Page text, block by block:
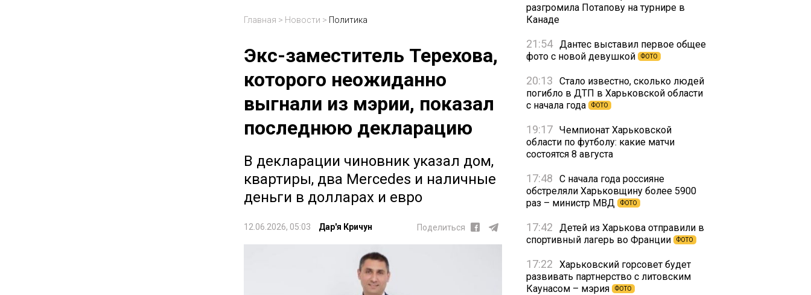
Главная > Новости > Политика
Экс-заместитель Терехова,
которого неожиданно
выгнали из мэрии, показал
последнюю декларацию
В декларации чиновник указал дом,
квартиры, два Mercedes и наличные
деньги в долларах и евро
12.06.2026, 05:03 Дар'я Кричун Поделиться
разгромила Потапову на турнире в
Канаде
21:54 Дантес выставил первое общее
фото с новой девушкой
ФОТО
20:13
Стало известно, сколько людей
погибло в ДТП в Харьковской области
с начала года
ФОТО
19:17 Чемпионат Харьковской
области по футболу: какие матчи
состоятся 8 августа
17:48
С начала года россияне
обстреляли Харьковщину более 5900
раз – министр МВД
ФОТО
17:42
Детей из Харькова отправили в
спортивный лагерь во Франции
ФОТО
17:22
Харьковский горсовет будет
развивать партнерство с литовским
Каунасом – мэрия
ФОТО